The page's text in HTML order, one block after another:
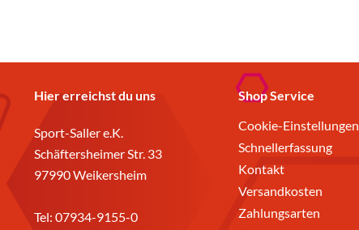
Hier erreichst du uns
Sport-Saller e.K.
Schäftersheimer Str. 33
97990 Weikersheim
Tel: 07934-9155-0
Shop Service
Cookie-Einstellungen
Schnellerfassung
Kontakt
Versandkosten
Zahlungsarten